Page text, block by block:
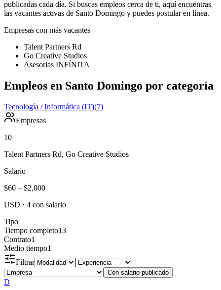
publicadas cada día. Si buscas empleos cerca de ti, aquí encuentras
las vacantes activas de Santo Domingo y puedes postular en línea.
Empresas con más vacantes
Talent Partners Rd
Go Creative Studios
Asesorias INFÍNITA
Empleos en Santo Domingo por categoría
Tecnología / Informática (IT)(7)
Empresas
10
Talent Partners Rd, Go Creative Studios
Salario
$60 – $2,000
USD · 4 con salario
Tipo
Tiempo completo13
Contrato1
Medio tiempo1
Filtrar
Con salario publicado
D